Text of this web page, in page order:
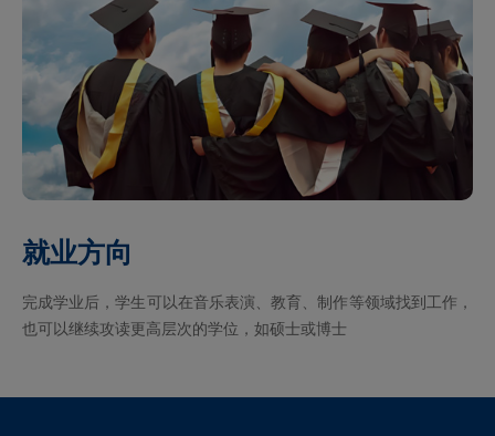
就业方向
完成学业后，学生可以在音乐表演、教育、制作等领域找到工作，
也可以继续攻读更高层次的学位，如硕士或博士‌